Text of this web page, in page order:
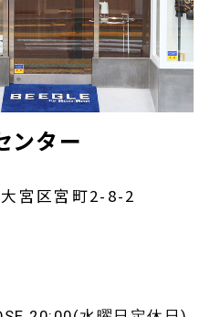
ンター
宮区宮町2-8-2